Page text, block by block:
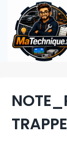
contenu
TRAPPE